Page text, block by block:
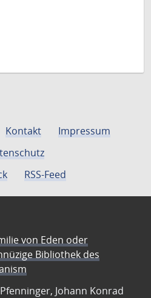
Kontakt
Impressum
RSS-Feed
von Eden oder
Bibliothek des
Johann Konrad